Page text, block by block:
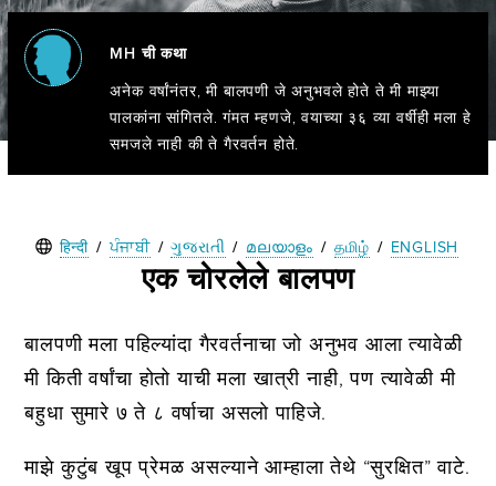
MH ची कथा
अनेक वर्षांनंतर, मी बालपणी जे अनुभवले होते ते मी माझ्या
पालकांना सांगितले. गंमत म्हणजे, वयाच्या ३६ व्या वर्षीही मला हे
समजले नाही की ते गैरवर्तन होते.
हिन्दी / ਪੰਜਾਬੀ / ગુજરાતી / മലയാളം / தமிழ் / ENGLISH
एक चोरलेले बालपण
बालपणी मला पहिल्यांदा गैरवर्तनाचा जो अनुभव आला त्यावेळी
मी किती वर्षांचा होतो याची मला खात्री नाही, पण त्यावेळी मी
बहुधा सुमारे ७ ते ८ वर्षाचा असलो पाहिजे.
माझे कुटुंब खूप प्रेमळ असल्याने आम्हाला तेथे “सुरक्षित” वाटे.